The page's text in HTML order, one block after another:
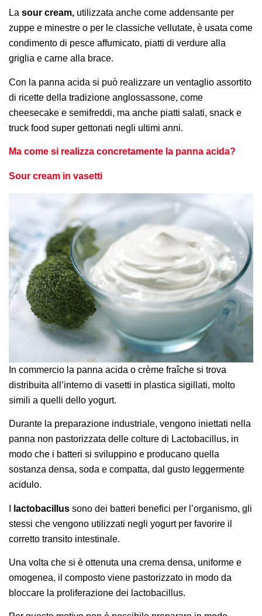
La sour cream, utilizzata anche come addensante per
zuppe e minestre o per le classiche vellutate, è usata come
condimento di pesce affumicato, piatti di verdure alla
griglia e carne alla brace.
Con la panna acida si può realizzare un ventaglio assortito
di ricette della tradizione anglossassone, come
cheesecake e semifreddi, ma anche piatti salati, snack e
truck food super gettonati negli ultimi anni.
Ma come si realizza concretamente la panna acida?
Sour cream in vasetti
In commercio la panna acida o crème fraîche si trova
distribuita all’interno di vasetti in plastica sigillati, molto
simili a quelli dello yogurt.
Durante la preparazione industriale, vengono iniettati nella
panna non pastorizzata delle colture di Lactobacillus, in
modo che i batteri si sviluppino e producano quella
sostanza densa, soda e compatta, dal gusto leggermente
acidulo.
lactobacillus sono dei batteri benefici per l’organismo, gli
stessi che vengono utilizzati negli yogurt per favorire il
corretto transito intestinale.
Una volta che si è ottenuta una crema densa, uniforme e
omogenea, il composto viene pastorizzato in modo da
bloccare la proliferazione dei lactobacillus.